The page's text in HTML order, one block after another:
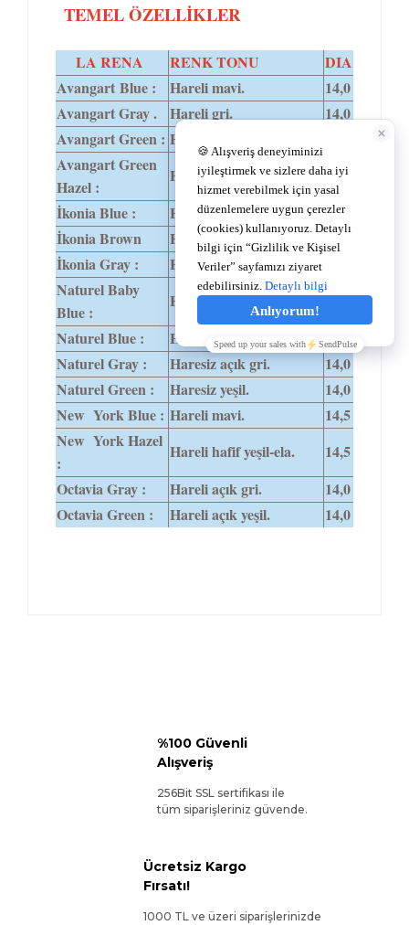
TEMEL ÖZELLİKLER
LA RENA RENK TONU
DIA
Avangart Blue :
Hareli mavi.
14,0
Avangart Gray .
Hareli gri.
14,0
Avangart Green : Hareli yeşil.
Avangart Green
Hazel :
Hareli bal-ela.
14,0
İkonia Blue :
Hareli mavi.
14,0
İkonia Brown
Hareli kahve-ela.
14,0
İkonia Gray :
Hareli gri.
Naturel Baby
Blue :
Haresiz doğal mavi.
14,0
Naturel Blue :
Haresiz mavi.
14,0
Naturel Gray :
Haresiz açık gri.
14,0
Naturel Green :
Haresiz yeşil.
14,0
New York Blue : Hareli mavi.
14,5
New York Hazel
:
Hareli hafif yeşil-ela.
14,5
Octavia Gray :
Hareli açık gri.
14,0
Octavia Green :
Hareli açık yeşil. 14,0
%100 Güvenli
Alışveriş
256Bit SSL sertifikası ile
tüm siparişleriniz güvende.
Ücretsiz Kargo
Fırsatı!
1000 TL ve üzeri siparişlerinizde